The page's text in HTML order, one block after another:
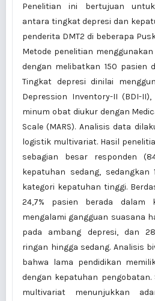
Penelitian ini bertujuan
antara tingkat depresi dan
penderita DMT2 di beberapa
Metode penelitian
dengan melibatkan 150 pasien
Tingkat depresi dinilai
Depression Inventory-II (BDI-
minum obat diukur dengan
Scale (MARS). Analisis data
logistik multivariat. Hasil
sebagian besar responden
kepatuhan sedang, sedangkan
kategori kepatuhan tinggi.
24,7% pasien berada dalam
mengalami gangguan suasana
pada ambang depresi, dan
ringan hingga sedang. Analisis
bahwa lama pendidikan
dengan kepatuhan
multivariat menunjukkan